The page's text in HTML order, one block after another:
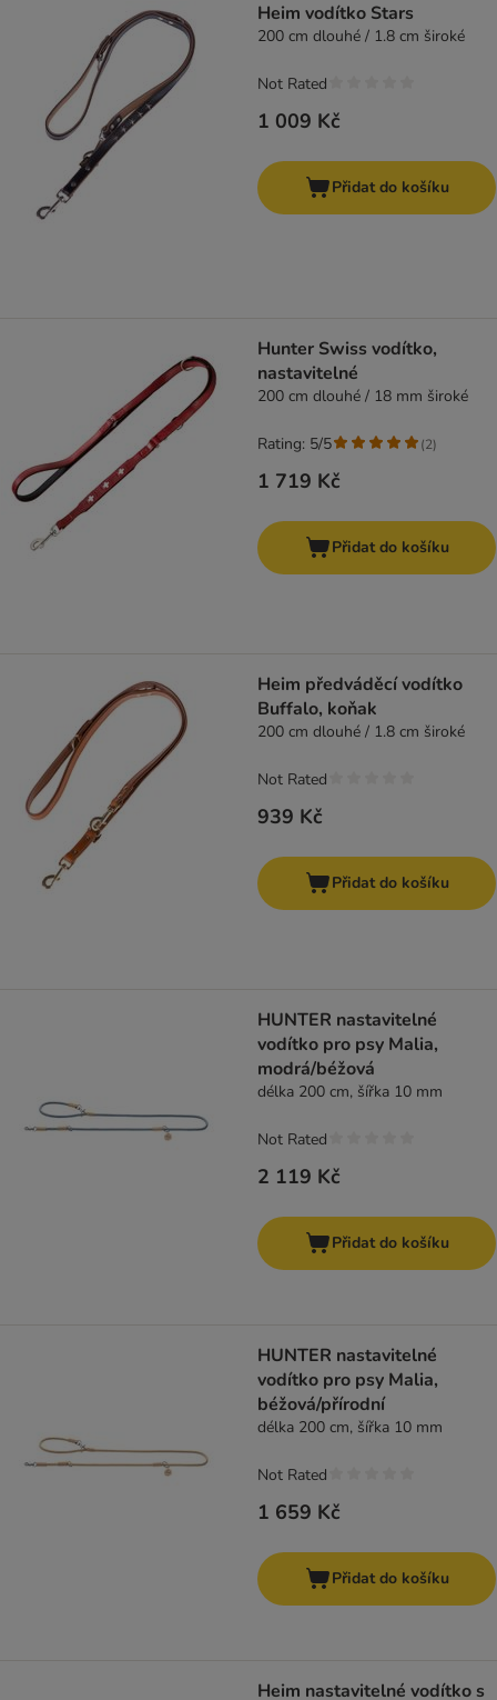
Heim vodítko Stars
200 cm dlouhé / 1.8 cm široké
1 009 Kč
Not Rated
Přidat do košíku
Hunter Swiss vodítko,
nastavitelné
200 cm dlouhé / 18 mm široké
1 719 Kč
Rating: 5/5 (2)
Přidat do košíku
Heim předváděcí vodítko
Buffalo, koňak
200 cm dlouhé / 1.8 cm široké
939 Kč
Not Rated
Přidat do košíku
HUNTER nastavitelné
vodítko pro psy Malia,
modrá/béžová
délka 200 cm, šířka 10 mm
2 119 Kč
Not Rated
Přidat do košíku
HUNTER nastavitelné
vodítko pro psy Malia,
béžová/přírodní
délka 200 cm, šířka 10 mm
1 659 Kč
Not Rated
Přidat do košíku
Heim nastavitelné vodítko s